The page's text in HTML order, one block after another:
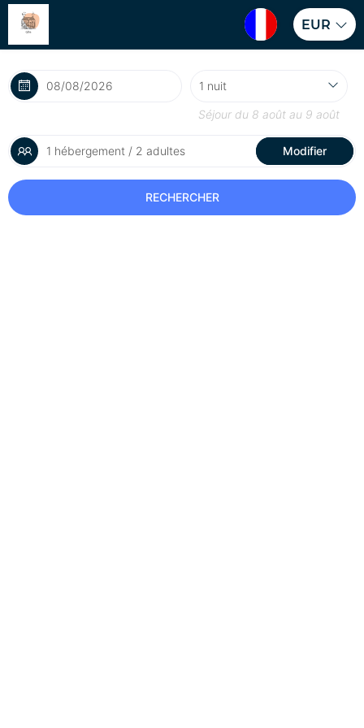
EUR
Séjour du 8 août au 9 août
1 hébergement / 2 adultes Modifier